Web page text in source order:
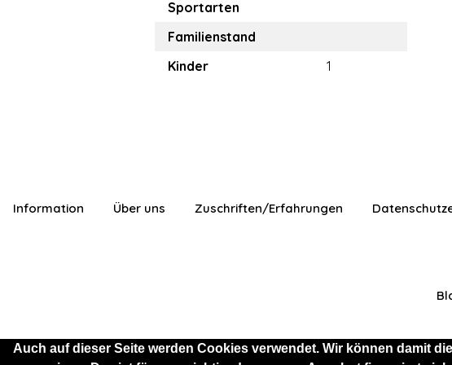
Auch auf dieser Seite werden Cookies verwendet. Wir können damit
Sportarten
Familienstand
Kinder
1
Information Über uns Zuschriften/Erfahrungen